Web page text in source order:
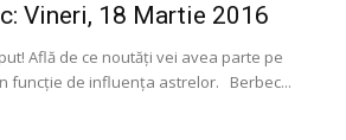
Vineri, 18 Martie 2016
Află de ce noutăți vei avea parte pe
funcție de influența astrelor. Berbec...